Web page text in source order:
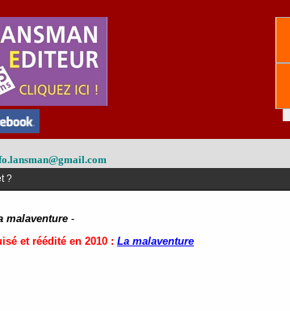
?
malaventure -
et réédité en 2010 : La malaventure